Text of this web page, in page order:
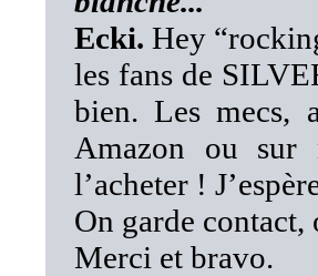
Ecki. Hey
les fans de
bien. Les mecs,
Amazon ou sur
l’acheter !
On garde contact,
Merci et bravo.